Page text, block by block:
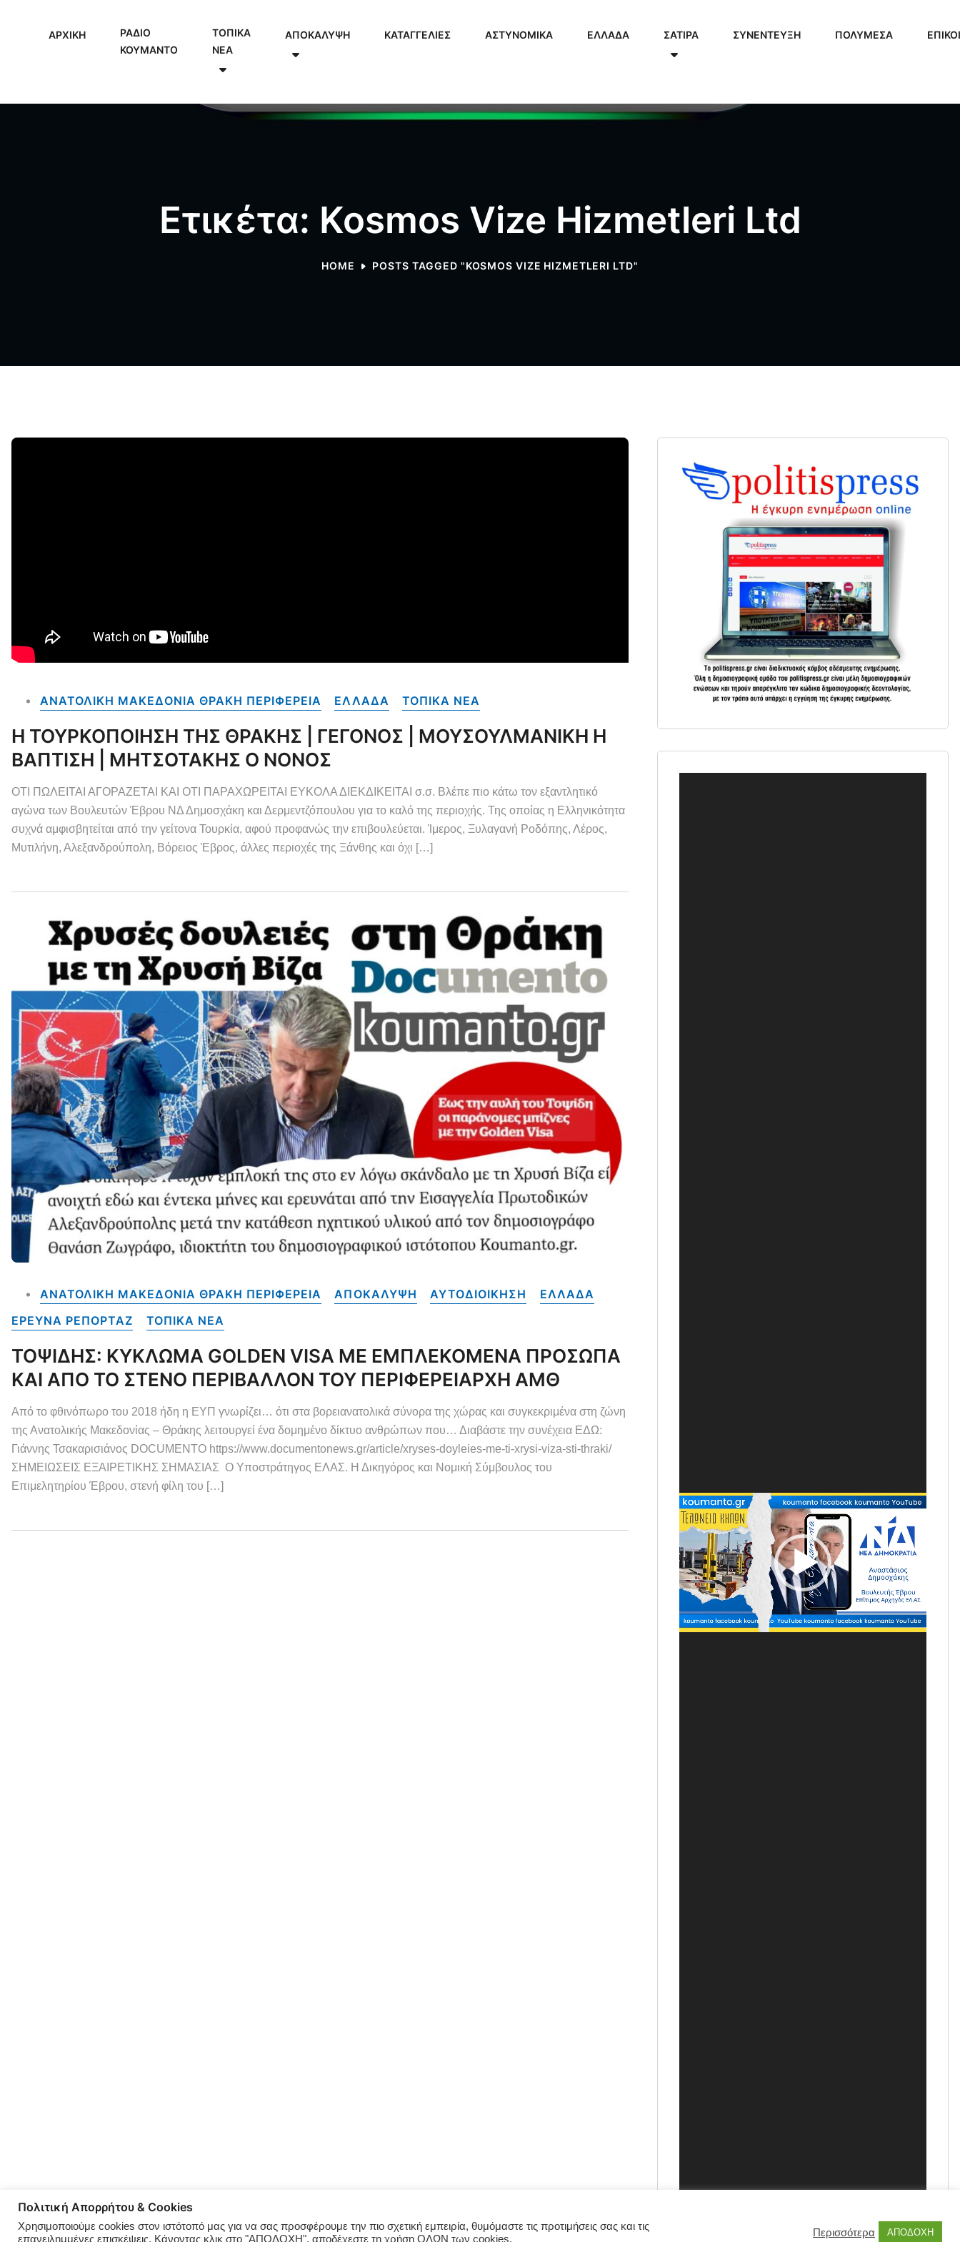
ΑΡΧΙΚΗ
ΡΑΔΙΟ
ΚΟΥΜΑΝΤΟ
ΤΟΠΙΚΑ
NEA
ΑΠΟΚΑΛΥΨΗ ΚΑΤΑΓΓΕΛΙΕΣ ΑΣΤΥΝΟΜΙΚΑ ΕΛΛΑΔΑ ΣΑΤΙΡΑ ΣΥΝΕΝΤΕΥΞΗ ΠΟΛΥΜΈΣΑ
Ετικέτα: Kosmos Vize Hizmetleri Ltd
HOME POSTS TAGGED "KOSMOS VIZE HIZMETLERI LTD"
ΑΝΑΤΟΛΙΚΗ ΜΑΚΕΔΟΝΙΑ ΘΡΑΚΗ ΠΕΡΙΦΕΡΕΙΑ ΕΛΛΑΔΑ ΤΟΠΙΚΑ NEA
Η ΤΟΥΡΚΟΠΟΙΗΣΗ ΤΗΣ ΘΡΑΚΗΣ | ΓΕΓΟΝΟΣ | ΜΟΥΣΟΥΛΜΑΝΙΚΗ Η
ΒΑΠΤΙΣΗ | ΜΗΤΣΟΤΑΚΗΣ Ο ΝΟΝΟΣ
ΟΤΙ ΠΩΛΕΙΤΑΙ ΑΓΟΡΑΖΕΤΑΙ ΚΑΙ ΟΤΙ ΠΑΡΑΧΩΡΕΙΤΑΙ ΕΥΚΟΛΑ ΔΙΕΚΔΙΚΕΙΤΑΙ σ.σ. Βλέπε πιο κάτω τον εξαντλητικό
αγώνα των Βουλευτών Έβρου ΝΔ Δημοσχάκη και Δερμεντζόπουλου για το καλό της περιοχής. Της οποίας η Ελληνικότητα
συχνά αμφισβητείται από την γείτονα Τουρκία, αφού προφανώς την επιβουλεύεται. Ίμερος, Ξυλαγανή Ροδόπης, Λέρος,
Μυτιλήνη, Αλεξανδρούπολη, Βόρειος Έβρος, άλλες περιοχές της Ξάνθης και όχι […]
ΑΝΑΤΟΛΙΚΗ ΜΑΚΕΔΟΝΙΑ ΘΡΑΚΗ ΠΕΡΙΦΕΡΕΙΑ ΑΠΟΚΑΛΥΨΗ ΑΥΤΟΔΙΟΙΚΗΣΗ
ΕΛΛΑΔΑ
ΕΡΕΥΝΑ ΡΕΠΟΡΤΑΖ
ΤΟΠΙΚΑ NEA
ΤΟΨΙΔΗΣ: ΚΥΚΛΩΜΑ GOLDEN VISA ΜΕ ΕΜΠΛΕΚΟΜΕΝΑ ΠΡΟΣΩΠΑ
ΚΑΙ ΑΠΟ ΤΟ ΣΤΕΝΟ ΠΕΡΙΒΑΛΛΟΝ ΤΟΥ ΠΕΡΙΦΕΡΕΙΑΡΧΗ ΑΜΘ
Από το φθινόπωρο του 2018 ήδη η ΕΥΠ γνωρίζει… ότι στα βορειανατολικά σύνορα της χώρας και συγκεκριμένα στη ζώνη
της Ανατολικής Μακεδονίας – Θράκης λειτουργεί ένα δομημένο δίκτυο ανθρώπων που… Διαβάστε την συνέχεια ΕΔΩ:
Γιάννης Τσακαρισιάνος DOCUMENTO https://www.documentonews.gr/article/xryses-doyleies-me-ti-xrysi-viza-sti-thraki/
ΣΗΜΕΙΩΣΕΙΣ ΕΞΑΙΡΕΤΙΚΗΣ ΣΗΜΑΣΙΑΣ Ο Υποστράτηγος ΕΛΑΣ. Η Δικηγόρος και Νομική Σύμβουλος του
Επιμελητηρίου Έβρου, στενή φίλη του […]
Πολιτική Απορρήτου & Cookies
Χρησιμοποιούμε cookies στον ιστότοπό μας για να σας προσφέρουμε την πιο σχετική εμπειρία, θυμόμαστε τις προτιμήσεις σας και τις
επανειλημμένες επισκέψεις. Κάνοντας κλικ στο "ΑΠΟΔΟΧΗ", αποδέχεστε τη χρήση ΟΛΩΝ των cookies.
Περισσότερα ΑΠΟΔΟΧΗ